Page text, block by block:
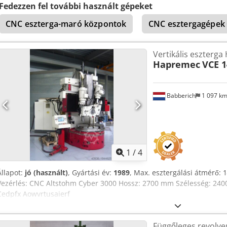
Műszaki jellemzők - 4-szeres billenő fej Crjdjxmk E Uopfx Aaisf
csak akkor képezik a szállítás részét, ha ez a
tüntetve. A műszaki adatok és információk változtatásának,
jogát fenntartjuk!
Fedezzen fel további használt gépeket
CNC eszterga-maró központok
CNC
1 /4
Babberich 1 097 km
Vertikális eszterga
HapremecVCE
jó (használt), Gyártási év: 1989, Max. esztergálási átmérő:
CNC Altstohm Cyber 3000 Hossz: 2700 mm Szélesség:
Aowvrtusaierf